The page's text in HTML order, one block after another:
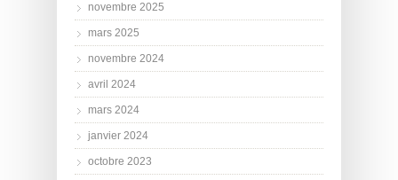
novembre 2025
mars 2025
novembre 2024
avril 2024
mars 2024
janvier 2024
octobre 2023